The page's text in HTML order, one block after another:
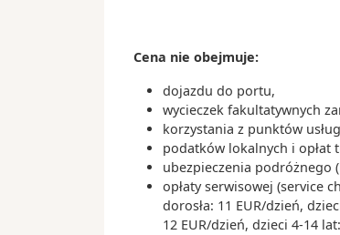
Cena nie obejmuje:
dojazdu do portu,
wycieczek fakultatywnych
korzystania z punktów
podatków lokalnych i opłat
ubezpieczenia podróżnego
opłaty serwisowej (service
dorosła: 11 EUR/dzień,
12 EUR/dzień, dzieci 4-14